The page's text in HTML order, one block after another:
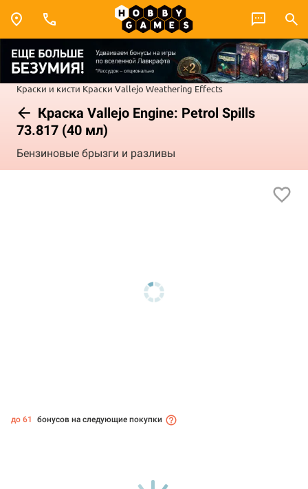
Краски и кисти Краски Vallejo Weathering Effects
Краска Vallejo Engine: Petrol Spills
73.817 (40 мл)
Бензиновые брызги и разливы
до 61 бонусов на следующие покупки